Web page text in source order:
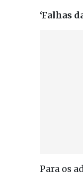
‘Falhas
Para os